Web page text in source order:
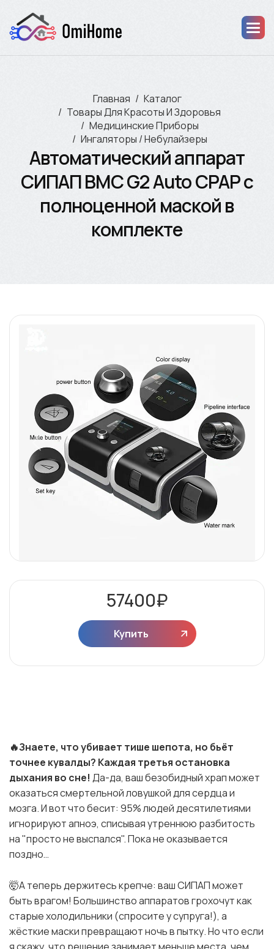
Главная
Каталог
Товары Для Красоты И Здоровья
Медицинские Приборы
Ингаляторы / Небулайзеры
Автоматический аппарат
СИПАП BMC G2 Auto CPAP c
полноценной маской в
комплекте
Назад Вперед
57400₽
Купить
🔥Знаете, что убивает тише шепота, но бьёт
точнее кувалды? Каждая третья остановка
дыхания во сне! Да-да, ваш безобидный храп может
оказаться смертельной ловушкой для сердца и
мозга. И вот что бесит: 95% людей десятилетиями
игнорируют апноэ, списывая утреннюю разбитость
на "просто не выспался". Пока не оказывается
поздно…
🤯А теперь держитесь крепче: ваш СИПАП может
быть врагом! Большинство аппаратов грохочут как
старые холодильники (спросите у супруга!), а
жёсткие маски превращают ночь в пытку. Но что если
я скажу, что решение занимает меньше места, чем